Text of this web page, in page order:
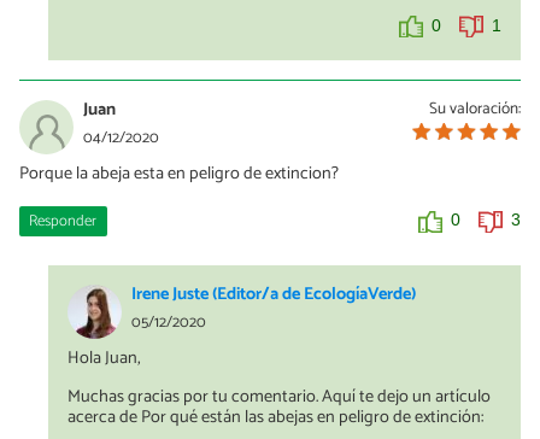
0 1
Su valoración:
Juan
04/12/2020
Porque la abeja esta en peligro de extincion?
Responder 0 3
Irene Juste (Editor/a de EcologíaVerde)
05/12/2020
Hola Juan,
Muchas gracias por tu comentario. Aquí te dejo un artículo
acerca de Por qué están las abejas en peligro de extinción: